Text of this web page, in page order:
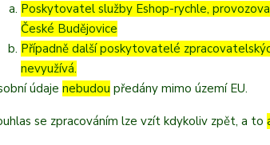
Poskytovatel služby Eshop-rychle,
České Budějovice
Případně další poskytovatelé
nevyužívá.
údajenebudou předány mimo území EU.
se zpracováním lze vzít kdykoliv zpět, a to